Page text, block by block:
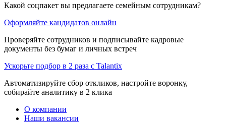
Какой соцпакет вы предлагаете семейным сотрудникам?
Оформляйте кандидатов онлайн
Проверяйте сотрудников и подписывайте кадровые
документы без бумаг и личных встреч
Ускорьте подбор в 2 раза с Talantix
Автоматизируйте сбор откликов, настройте воронку,
собирайте аналитику в 2 клика
О компании
Наши вакансии